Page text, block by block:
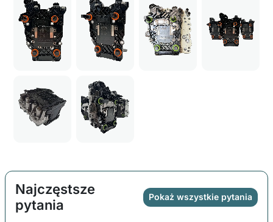
Najczęstsze
pytania
Pokaż wszystkie pytania